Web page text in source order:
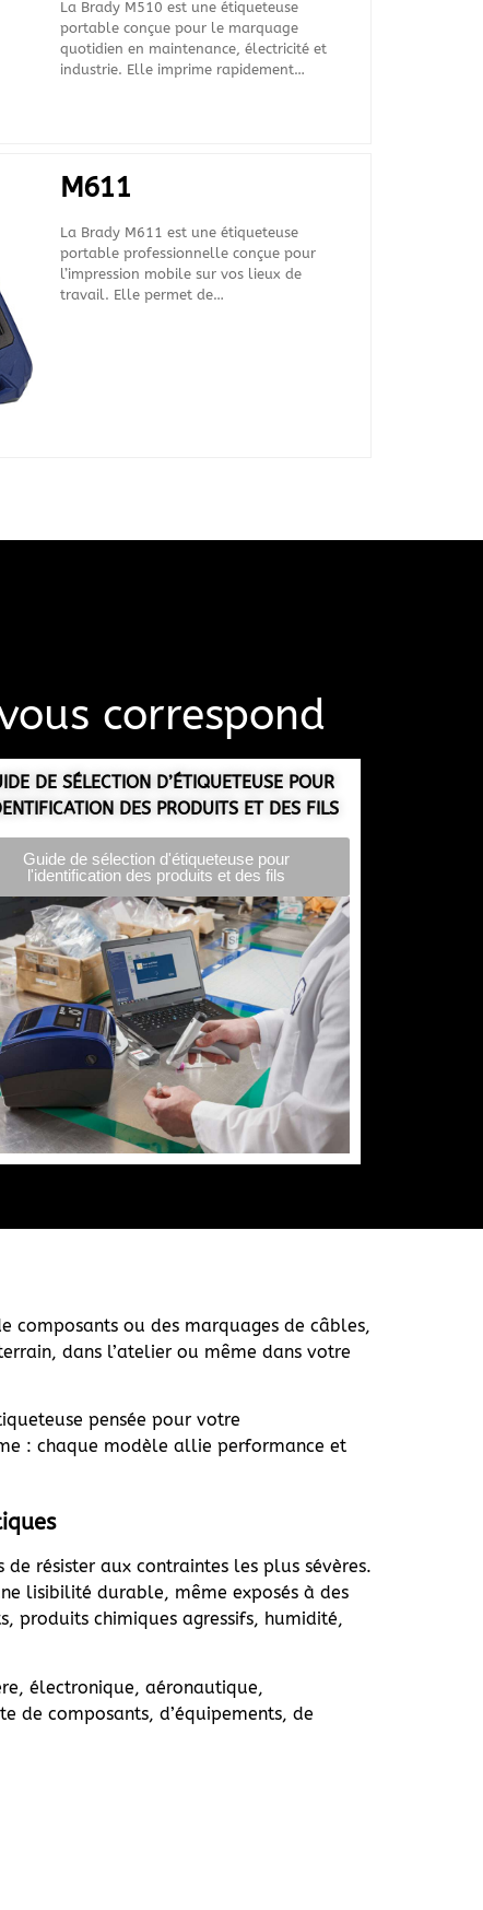
La Brady M510 est une étiqueteuse
portable conçue pour le marquage
quotidien en maintenance, électricité et
industrie. Elle imprime rapidement…
M611
La Brady M611 est une étiqueteuse
portable professionnelle conçue pour
l’impression mobile sur vos lieux de
travail. Elle permet de…
correspond
DE SÉLECTION D’ÉTIQUETEUSE POUR
DES PRODUITS ET DES FILS
Guide de sélection d'étiqueteuse pour
l'identification des produits et des fils
composants ou des marquages de câbles,
dans l’atelier ou même dans votre
pensée pour votre
: chaque modèle allie performance et
résister aux contraintes les plus sévères.
lisibilité durable, même exposés à des
produits chimiques agressifs, humidité,
électronique, aéronautique,
de composants, d’équipements, de